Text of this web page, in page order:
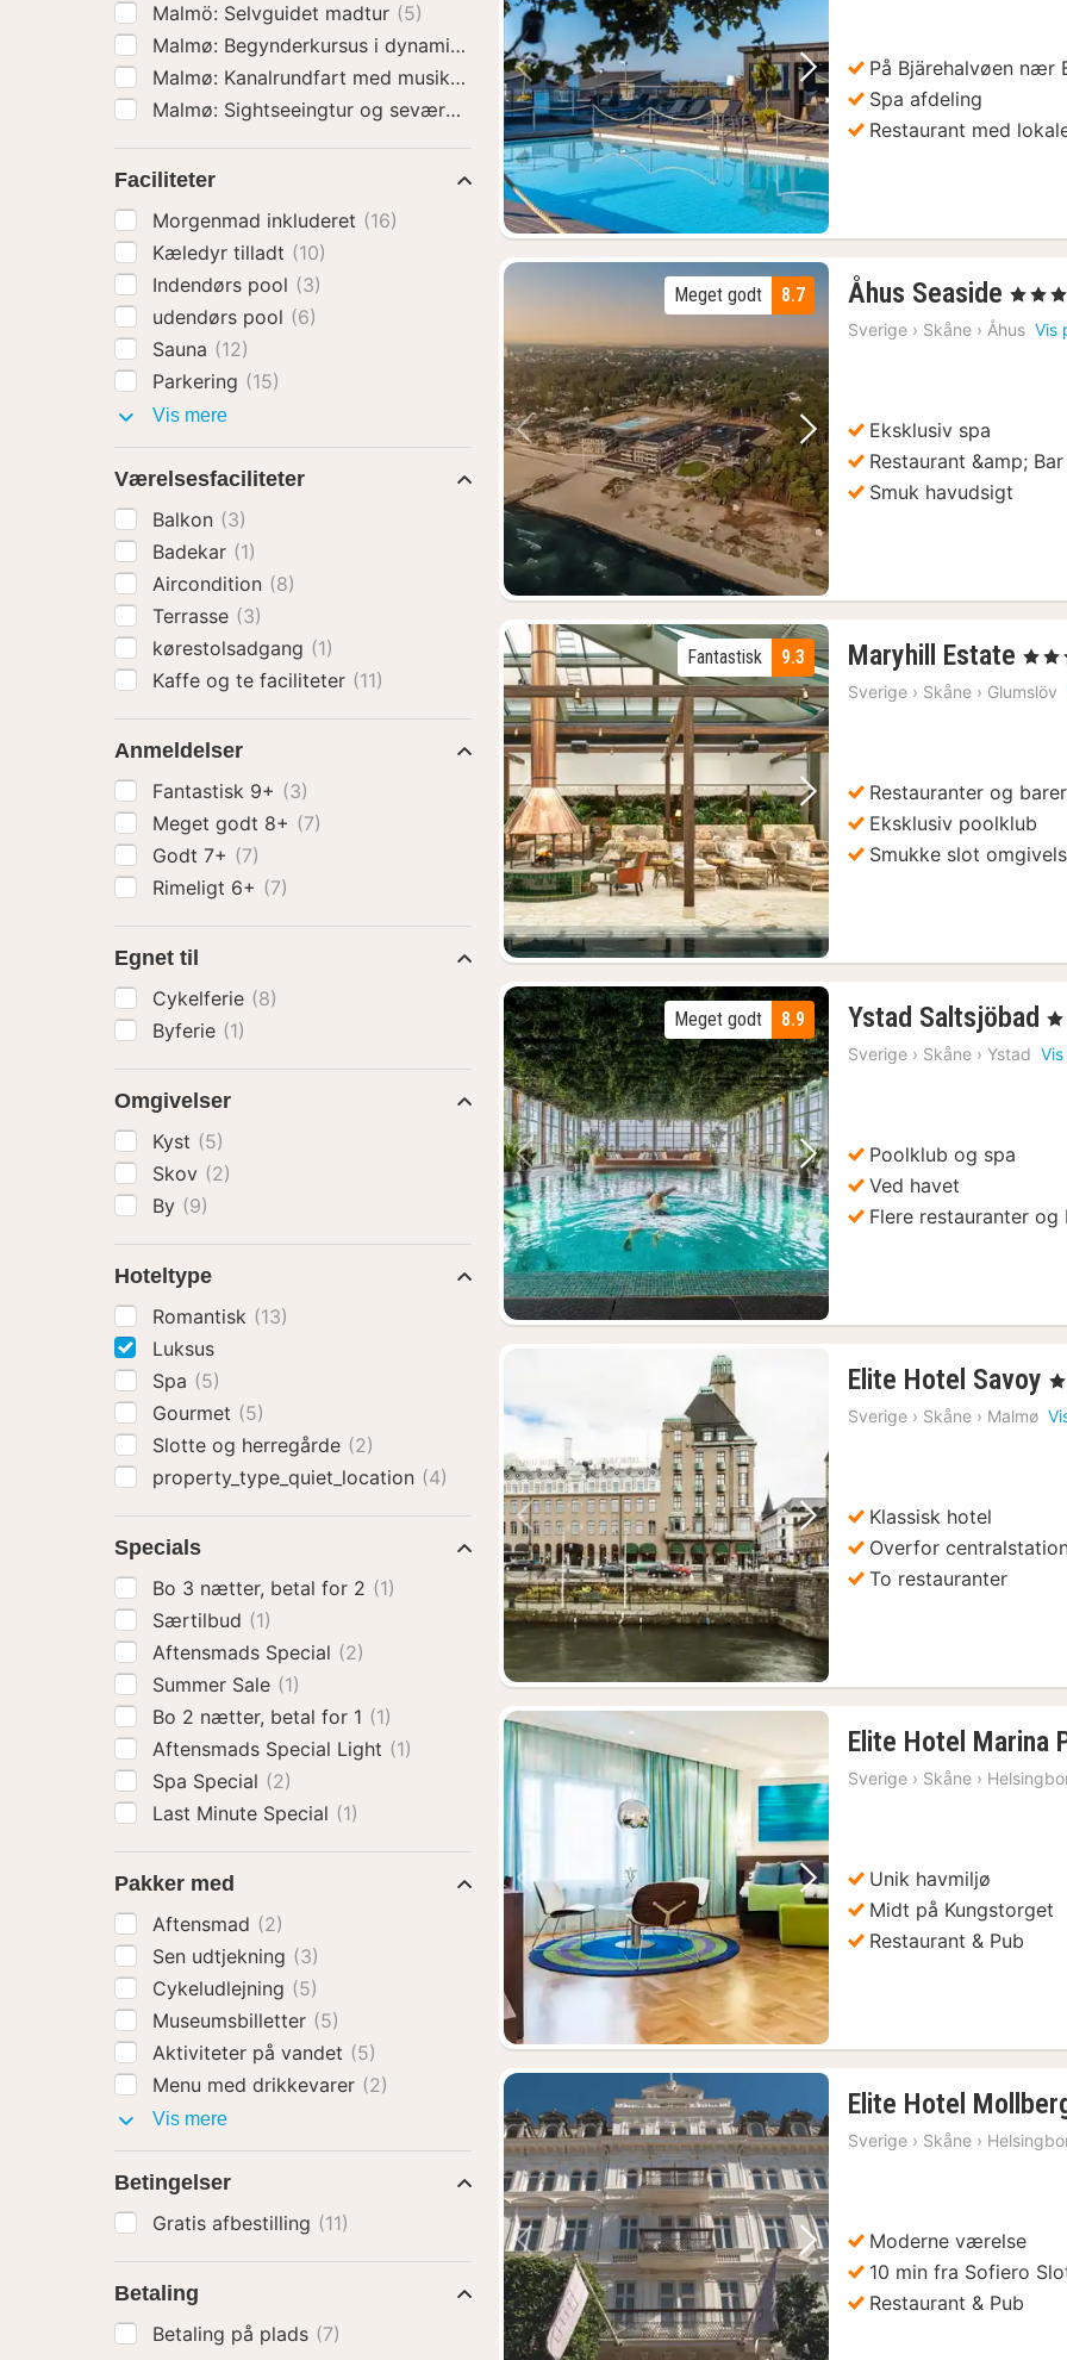
Forrige billede Næste billede
På Bjärehalvøen nær
Spa afdeling
Restaurant med
Forrige billede Næste billede
8.7
Meget godt Åhus Seaside 1
nat
fra
, 4
Sverige › Skåne › Åhus Vis
Eksklusiv spa
Restaurant &amp; Bar
Smuk havudsigt
Forrige billede Næste billede
9.3
Fantastisk Maryhill Estate 2
fra
, 4
Sverige › Skåne › Glumslöv
Restauranter og barer
Eksklusiv poolklub
Smukke slot
Forrige billede Næste billede
8.9
Meget godt Ystad Saltsjöbad 1
, 4
Sverige › Skåne › Ystad
Poolklub og spa
Ved havet
Flere restauranter og
Forrige billede Næste billede
Elite Hotel Savoy 1
,
Sverige › Skåne › Malmø
Klassisk hotel
Overfor
To restauranter
Forrige billede Næste billede
Elite Hotel Marina
Sverige › Skåne ›
Unik havmiljø
Midt på Kungstorget
Restaurant & Pub
Forrige billede Næste billede
Elite Hotel
Sverige › Skåne ›
Moderne værelse
10 min fra Sofiero
Restaurant & Pub
Malmö: Selvguidet madtur (5)
Malmø: Begynderkursus i dynamisk windsurfing(5)
Malmø: Kanalrundfart med musikquiz
(5)
Malmø: Sightseeingtur og seværdigheder på cykel(5)
Faciliteter
Morgenmad inkluderet (16)
Kæledyr tilladt (10)
Indendørs pool (3)
udendørs pool (6)
Sauna (12)
Parkering (15)
Vis mereFaciliteter
Værelsesfaciliteter
Balkon (3)
Badekar (1)
Aircondition (8)
Terrasse (3)
kørestolsadgang (1)
Kaffe og te faciliteter (11)
Anmeldelser
Fantastisk 9+ (3)
Meget godt 8+ (7)
Godt 7+ (7)
Rimeligt 6+ (7)
Egnet til
Cykelferie (8)
Byferie (1)
Omgivelser
Kyst (5)
Skov (2)
By (9)
Hoteltype
Romantisk (13)
Luksus
Spa (5)
Gourmet (5)
Slotte og herregårde (2)
property_type_quiet_location (4)
Specials
Bo 3 nætter, betal for 2 (1)
Særtilbud (1)
Aftensmads Special (2)
Summer Sale (1)
Bo 2 nætter, betal for 1 (1)
Aftensmads Special Light (1)
Spa Special (2)
Last Minute Special (1)
Pakker med
Aftensmad (2)
Sen udtjekning (3)
Cykeludlejning (5)
Museumsbilletter (5)
Aktiviteter på vandet (5)
Menu med drikkevarer (2)
Vis merePakker
Betingelser
Gratis afbestilling (11)
Betaling
Betaling på plads (7)